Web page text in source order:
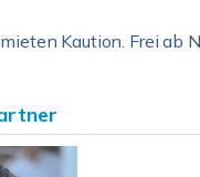
Kaution. Frei ab